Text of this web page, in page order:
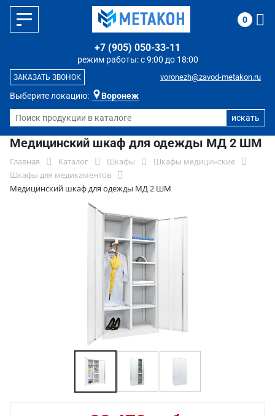
Выберите локацию: Воронеж
режим работы: с 9:00 до 18:00
+7 (905) 050-33-11
voronezh@zavod-metakon.ru
ЗАКАЗАТЬ ЗВОНОК
0
Медицинский шкаф для одежды МД 2 ШМ
Главная Каталог Шкафы
Шкафы медицинские
Шкафы для медикаментов
Медицинский шкаф для одежды МД 2 ШМ